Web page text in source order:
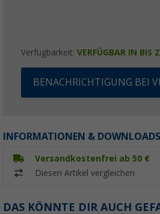
Verfügbarkeit: VERFÜGBAR IN BIS
BENACHRICHTIGUNG BEI
INFORMATIONEN & DOWNLOADS
Versandkostenfrei ab 50 €
Diesen Artikel vergleichen
DAS KÖNNTE DIR AUCH